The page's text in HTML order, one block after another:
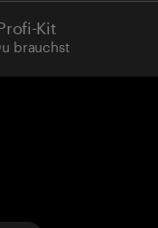
Kit
brauchst